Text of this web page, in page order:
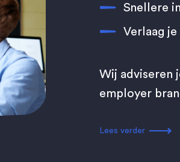
Snellere
Verlaag
Wij adviseren
employer
Lees verder